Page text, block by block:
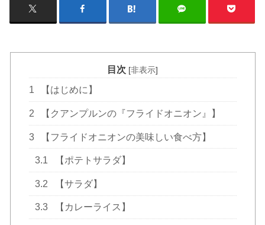
目次 [非表示]
1 【はじめに】
2 【クアンプルンの『フライドオニオン』】
3 【フライドオニオンの美味しい食べ方】
3.1 【ポテトサラダ】
3.2 【サラダ】
3.3 【カレーライス】